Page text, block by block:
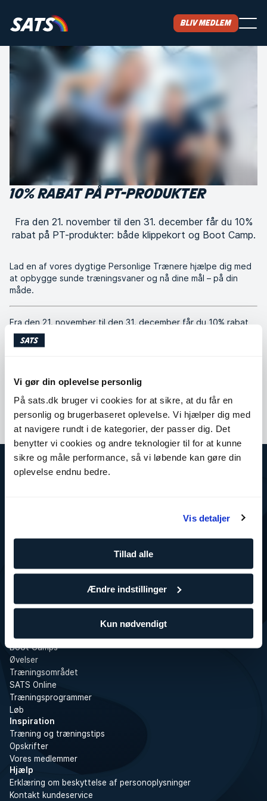
Vi gør din oplevelse personlig
På sats.dk bruger vi cookies for at sikre, at du får en
personlig og brugerbaseret oplevelse. Vi hjælper dig med
at navigere rundt i de kategorier, der passer dig. Det
benytter vi cookies og andre teknologier til for at kunne
sikre og måle performance, så vi løbende kan gøre din
oplevelse endnu bedre.
Vis detaljer
Tillad alle
Ændre indstillinger
Kun nødvendigt
Bliv medlem
10% RABAT PÅ PT-PRODUKTER
Fra den 21. november til den 31. december får du 10%
rabat på PT-produkter: både klippekort og Boot Camp.
Lad en af vores dygtige Personlige Trænere hjælpe dig med
at opbygge sunde træningsvaner og nå dine mål – på din
måde.
Fra den 21. november til den 31. december får du 10% rabat
på PT-produkter! Det gælder både alle almindelige klippekort
og Boot Camp.
Køb nu
WhistleBlower
Book hold
Personlig træning
Boot Camps
Øvelser
Træningsområdet
SATS Online
Træningsprogrammer
Løb
Inspiration
Træning og træningstips
Opskrifter
Vores medlemmer
Hjælp
Erklæring om beskyttelse af personoplysninger
Kontakt kundeservice